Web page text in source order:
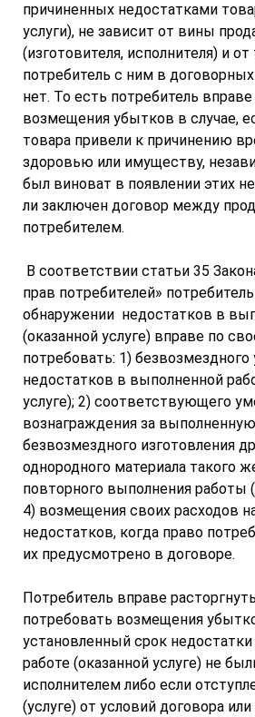
причиненных недостатками
услуги), не зависит от вины
(изготовителя, исполнителя) и от
потребитель с ним в
нет. То есть потребитель
возмещения убытков в случае,
товара привели к причинению
здоровью или имуществу,
был виноват в появлении этих
ли заключен договор между
потребителем.
В соответствии статьи 35
прав потребителей»
обнаружении недостатков в
(оказанной услуге) вправе по
потребовать: 1) безвозмездного
недостатков в выполненной
услуге); 2) соответствующего
вознаграждения за
безвозмездного изготовления
однородного материала такого
повторного выполнения работы
4) возмещения своих расходов
недостатков, когда право
их предусмотрено в договоре.
Потребитель вправе
потребовать возмещения
установленный срок
работе (оказанной услуге) не
исполнителем либо если
(услуге) от условий договора